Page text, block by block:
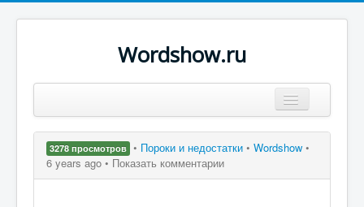
Wordshow.ru
Популярные цитаты
3278 просмотров • Пороки и недостатки • Wordshow •
6 years ago • Показать комментарии